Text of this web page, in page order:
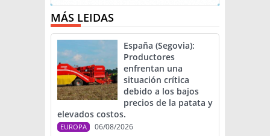
MÁS LEIDAS
España (Segovia):
Productores
enfrentan una
situación crítica
debido a los bajos
precios de la patata y
elevados costos.
EUROPA 06/08/2026